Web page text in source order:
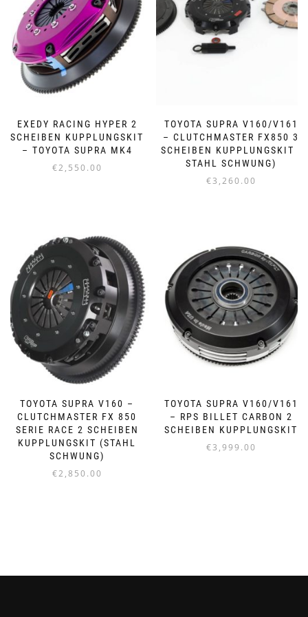
EXEDY RACING HYPER 2
SCHEIBEN KUPPLUNGSKIT
– TOYOTA SUPRA MK4
€2,550.00
TOYOTA SUPRA V160/V161
– CLUTCHMASTER FX850 3
SCHEIBEN KUPPLUNGSKIT (
STAHL SCHWUNG)
€3,260.00
TOYOTA SUPRA V160 –
CLUTCHMASTER FX 850
SERIE RACE 2 SCHEIBEN
KUPPLUNGSKIT (STAHL
SCHWUNG)
€2,850.00
TOYOTA SUPRA V160/V161
– RPS BILLET CARBON 2
SCHEIBEN KUPPLUNGSKIT
€3,999.00